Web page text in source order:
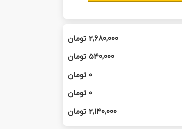
۲,۶۸۰,۰۰۰تومان
۵۴۰,۰۰۰تومان
0تومان
0تومان
۲,۱۴۰,۰۰۰تومان